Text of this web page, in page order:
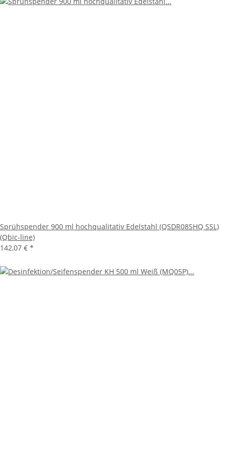
Sprühspender 900 ml hochqualitativ Edelstahl (QSDR08SHQ SSL)
(Qbic-line)
142,07 € *